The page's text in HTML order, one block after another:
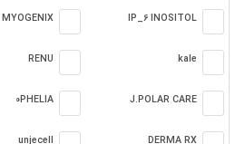
IP_6 INOSITOL
MYOGENIX
kale
RENU
J.POLAR CARE
0PHELIA
DERMA RX
unjecell